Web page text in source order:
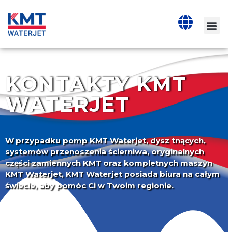
KONTAKTY KMT
WATERJET
W przypadku pomp KMT Waterjet, dysz tnących,
systemów przenoszenia ścierniwa, oryginalnych
części zamiennych KMT oraz kompletnych maszyn
KMT Waterjet, KMT Waterjet posiada biura na całym
świecie, aby pomóc Ci w Twoim regionie.